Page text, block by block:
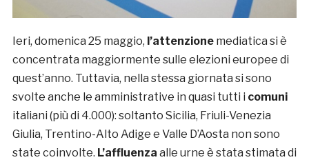
Ieri, domenica 25 maggio, l’attenzionemediatica si è
concentrata maggiormente sulle elezioni europee di
quest’anno. Tuttavia, nella stessa giornata si sono
svolte anche le amministrative in quasi tutti i comuni
italiani (più di 4.000): soltanto Sicilia, Friuli-Venezia
Giulia, Trentino-Alto Adige e Valle D’Aosta non sono
state coinvolte. L’affluenza alle urne è stata stimata di